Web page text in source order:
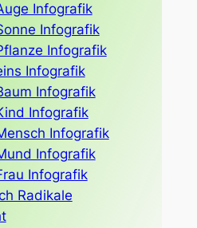
Infografik
Infografik
Infografik
Infografik
Infografik
Infografik
Infografik
Infografik
Infografik
Radikale